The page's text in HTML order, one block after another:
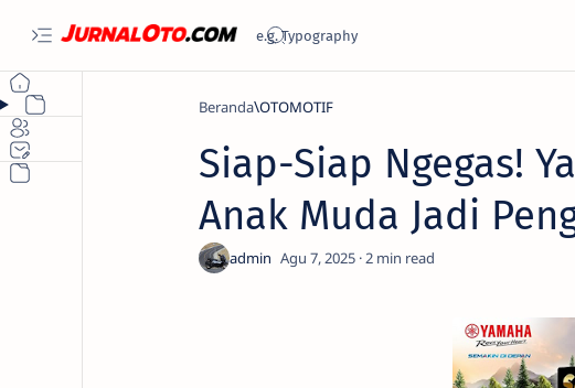
Beranda OTOMOTIF
Siap-Siap Ngegas!
Anak Muda Jadi
2